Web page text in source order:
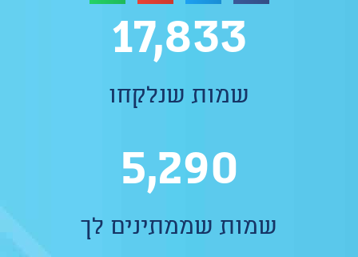
שמות שנלקחו
17,833
שמות שממתינים לך
5,290